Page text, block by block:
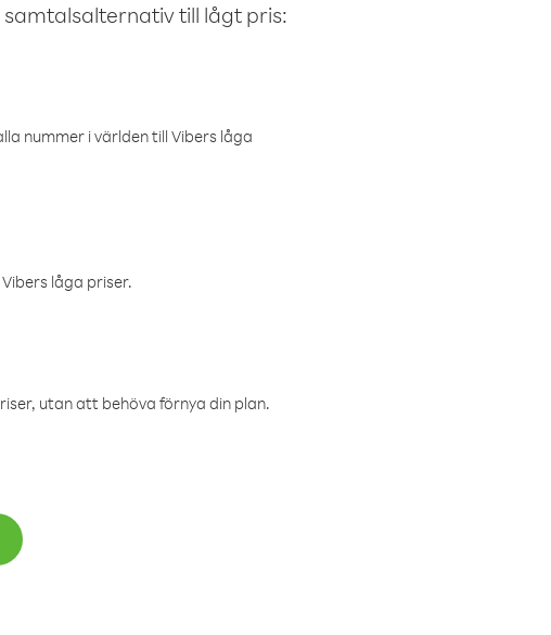
till lågt pris:
nummer i världen till Vibers låga
låga priser.
utan att behöva förnya din plan.